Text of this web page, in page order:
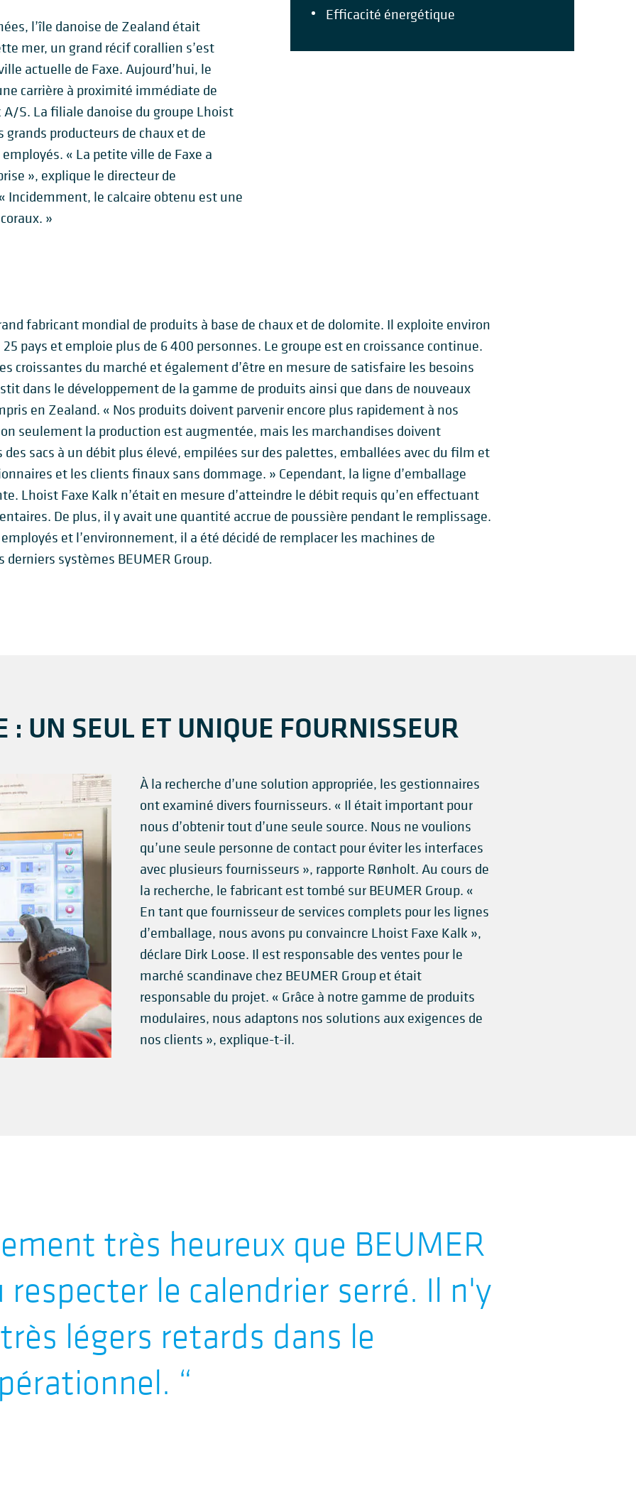
l’île danoise de Zealand était
mer, un grand récif corallien s’est
actuelle de Faxe. Aujourd’hui, le
carrière à proximité immédiate de
S. La filiale danoise du groupe Lhoist
producteurs de chaux et de
« La petite ville de Faxe a
», explique le directeur de
Incidemment, le calcaire obtenu est une
»
Efficacité énergétique
fabricant mondial de produits à base de chaux et de dolomite. Il exploite environ
pays et emploie plus de 6 400 personnes. Le groupe est en croissance continue.
croissantes du marché et également d’être en mesure de satisfaire les besoins
dans le développement de la gamme de produits ainsi que dans de nouveaux
en Zealand. « Nos produits doivent parvenir encore plus rapidement à nos
seulement la production est augmentée, mais les marchandises doivent
sacs à un débit plus élevé, empilées sur des palettes, emballées avec du film et
et les clients finaux sans dommage. » Cependant, la ligne d’emballage
Lhoist Faxe Kalk n’était en mesure d’atteindre le débit requis qu’en effectuant
De plus, il y avait une quantité accrue de poussière pendant le remplissage.
et l’environnement, il a été décidé de remplacer les machines de
systèmes BEUMER Group.
: UN SEUL ET UNIQUE FOURNISSEUR
À la recherche d’une solution appropriée, les gestionnaires
ont examiné divers fournisseurs. « Il était important pour
nous d’obtenir tout d’une seule source. Nous ne voulions
qu’une seule personne de contact pour éviter les interfaces
avec plusieurs fournisseurs », rapporte Rønholt. Au cours de
la recherche, le fabricant est tombé sur BEUMER Group. «
En tant que fournisseur de services complets pour les lignes
d’emballage, nous avons pu convaincre Lhoist Faxe Kalk »,
déclare Dirk Loose. Il est responsable des ventes pour le
marché scandinave chez BEUMER Group et était
responsable du projet. « Grâce à notre gamme de produits
modulaires, nous adaptons nos solutions aux exigences de
nos clients », explique-t-il.
très heureux que BEUMER
le calendrier serré. Il n'y
légers retards dans le
“